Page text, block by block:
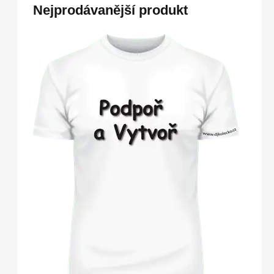
Nejprodávanější produkt